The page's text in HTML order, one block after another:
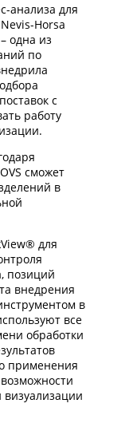
анализа для
Horsa
одна из
по
с
работу
сможет
в
для
позиций
внедрения
в
все
обработки
применения
визуализации